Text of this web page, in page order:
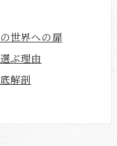
世界への扉
ぶ理由
解剖
の楽しみ方